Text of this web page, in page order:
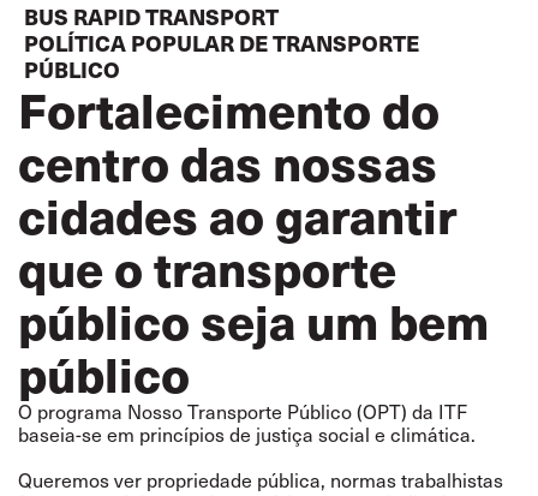
BUS RAPID TRANSPORT
POLÍTICA POPULAR DE TRANSPORTE
PÚBLICO
Fortalecimento do
centro das nossas
cidades ao garantir
que o transporte
público seja um bem
público
O programa Nosso Transporte Público (OPT) da ITF
baseia-se em princípios de justiça social e climática.
Queremos ver propriedade pública, normas trabalhistas